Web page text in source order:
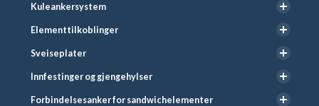
Kuleankersystem
Elementtilkoblinger
Sveiseplater
Innfestinger og gjengehylser
Forbindelsesanker for sandwichelementer